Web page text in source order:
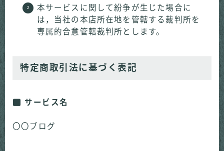
本サービスに関して紛争が生じた場合に
は，当社の本店所在地を管轄する裁判所を
専属的合意管轄裁判所とします。
特定商取引法に基づく表記
サービス名
〇〇ブログ